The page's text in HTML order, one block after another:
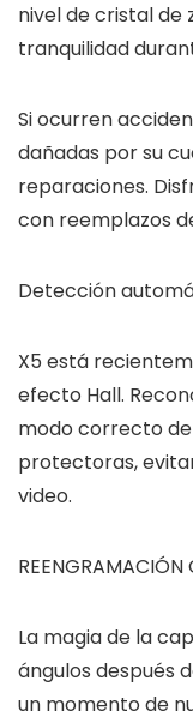
nivel de cristal de
tranquilidad
Si ocurren
dañadas por su
reparaciones.
con reemplazos
Detección
X5 está
efecto Hall.
modo correcto
protectoras,
video.
La magia de la
ángulos después
un momento de